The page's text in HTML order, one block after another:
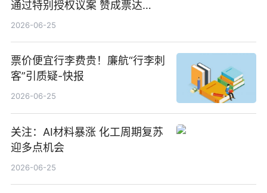
通过特别授权议案 赞成票达
100%_新动态
2026-06-25
票价便宜行李费贵！廉航“行李刺
客”引质疑-快报
2026-06-25
关注：AI材料暴涨 化工周期复苏
迎多点机会
2026-06-25